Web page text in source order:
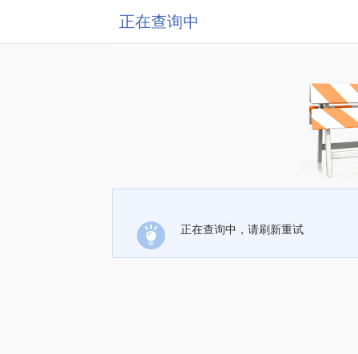
正在查询中
正在查询中，请刷新重试